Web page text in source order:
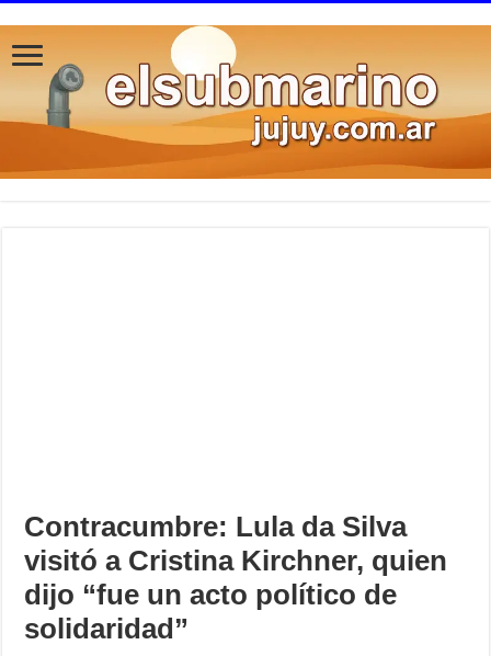
Contracumbre: Lula da Silva
visitó a Cristina Kirchner, quien
dijo “fue un acto político de
solidaridad”